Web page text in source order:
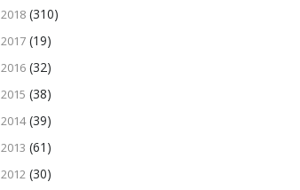
2018 (310)
2017 (19)
2016 (32)
2015 (38)
2014(39)
2013 (61)
2012 (30)